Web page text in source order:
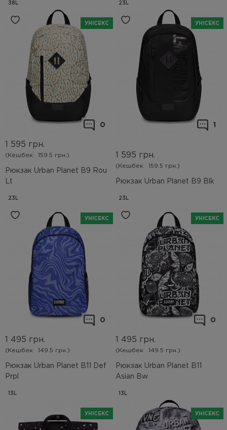
38L 23L
УНІСЕКС
0
Рюкзак Urban Planet B9 Rou
Lt
1 595 грн.
(Кешбек 159.5 грн.)
23L
УНІСЕКС
1
Рюкзак Urban Planet B9 Blk
1 595 грн.
(Кешбек 159.5 грн.)
23L
УНІСЕКС
0
Рюкзак Urban Planet B11 Def
Prpl
1 495 грн.
(Кешбек 149.5 грн.)
13L
УНІСЕКС
0
Рюкзак Urban Planet B11
Asian Bw
1 495 грн.
(Кешбек 149.5 грн.)
13L
УНІСЕКС УНІСЕКС